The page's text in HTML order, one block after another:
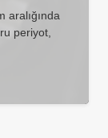
aralığında
periyot,